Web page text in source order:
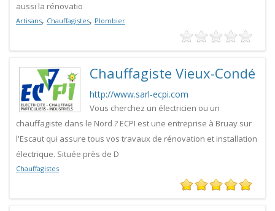
aussi la rénovatio
Artisans, Chauffagistes, Plombier
Chauffagiste Vieux-Condé
http://www.sarl-ecpi.com
Vous cherchez un électricien ou un
chauffagiste dans le Nord ? ECPI est une entreprise à Bruay sur
l'Escaut qui assure tous vos travaux de rénovation et installation
électrique. Située près de D
Chauffagistes